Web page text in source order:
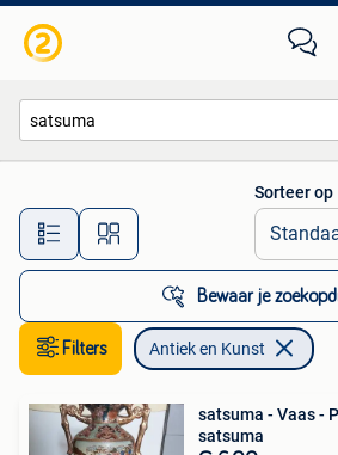
Alle afstanden…
Sorteer op
Bewaar je
Filters Antiek en Kunst
satsuma - Vaas -
satsuma